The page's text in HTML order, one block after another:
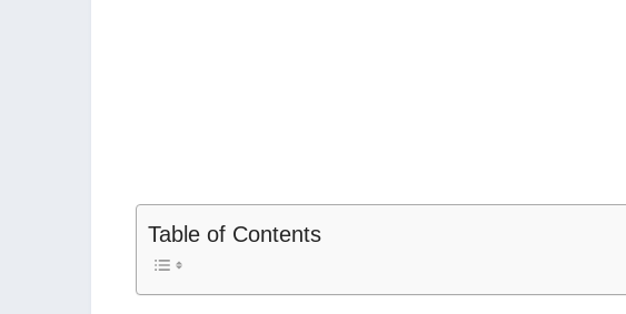
Table of Contents